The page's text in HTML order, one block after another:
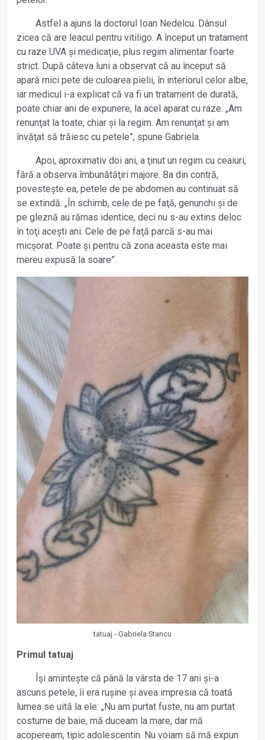
Astfel a ajuns la doctorul Ioan Nedelcu. Dânsul
zicea că are leacul pentru vitiligo. A început un tratament
cu raze UVA și medicaţie, plus regim alimentar foarte
strict. După câteva luni a observat că au început să
apară mici pete de culoarea pielii, în interiorul celor albe,
iar medicul i-a explicat că va fi un tratament de durată,
poate chiar ani de expunere, la acel aparat cu raze. „Am
renunţat la toate, chiar și la regim. Am renunţat și am
învăţat să trăiesc cu petele”, spune Gabriela.
Apoi, aproximativ doi ani, a ţinut un regim cu ceaiuri,
fără a observa îmbunătăţiri majore. Ba din contră,
povestește ea, petele de pe abdomen au continuat să
se extindă: „În schimb, cele de pe faţă, genunchi și de
pe gleznă au rămas identice, deci nu s-au extins deloc
în toţi acești ani. Cele de pe faţă parcă s-au mai
micșorat. Poate și pentru că zona aceasta este mai
mereu expusă la soare”.
tatuaj - Gabriela Stancu
Primul tatuaj
Își amintește că până la vârsta de 17 ani și-a
ascuns petele, îi era rușine și avea impresia că toată
lumea se uită la ele: „Nu am purtat fuste, nu am purtat
costume de baie, mă duceam la mare, dar mă
acopeream, tipic adolescentin. Nu voiam să mă expun